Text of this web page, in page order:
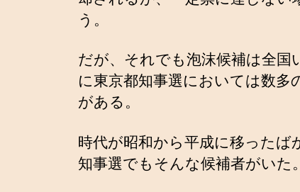
う。
だが、それでも泡沫候補は全国
に東京都知事選においては数多
がある。
時代が昭和から平成に移ったば
知事選でもそんな候補者がいた。